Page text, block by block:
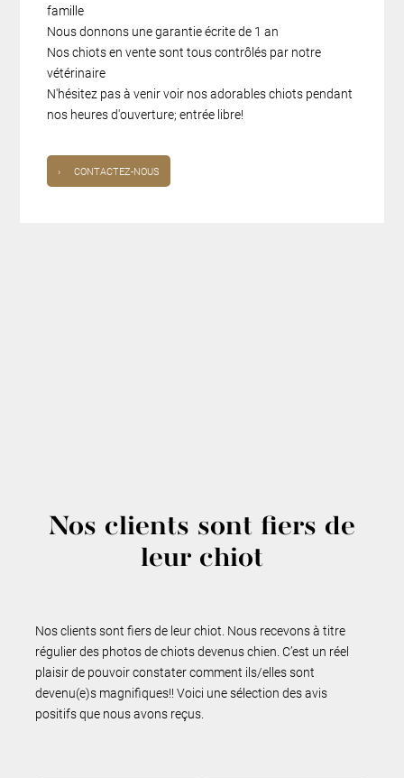
famille
Nous donnons une garantie écrite de 1 an
Nos chiots en vente sont tous contrôlés par notre
vétérinaire
N'hésitez pas à venir voir nos adorables chiots pendant
nos heures d'ouverture; entrée libre!
› CONTACTEZ-NOUS
Nos clients sont fiers de
leur chiot
Nos clients sont fiers de leur chiot. Nous recevons à titre
régulier des photos de chiots devenus chien. C’est un réel
plaisir de pouvoir constater comment ils/elles sont
devenu(e)s magnifiques!! Voici une sélection des avis
positifs que nous avons reçus.